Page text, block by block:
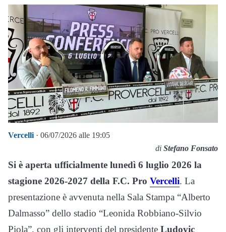
Vercelli · 06/07/2026 alle 19:05
di Stefano Fonsato
Si è aperta ufficialmente lunedì 6 luglio 2026 la
stagione 2026-2027 della F.C. Pro Vercelli. La
presentazione è avvenuta nella Sala Stampa “Alberto
Dalmasso” dello stadio “Leonida Robbiano-Silvio
Piola”, con gli interventi del presidente Ludovic